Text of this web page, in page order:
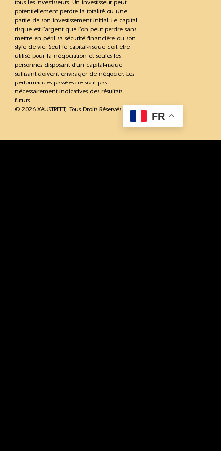
tous les investisseurs. Un investisseur peut
potentiellement perdre la totalité ou une
partie de son investissement initial. Le capital-
risque est l’argent que l’on peut perdre sans
mettre en péril sa sécurité financière ou son
style de vie. Seul le capital-risque doit être
utilisé pour la négociation et seules les
personnes disposant d’un capital-risque
suffisant doivent envisager de négocier. Les
performances passées ne sont pas
nécessairement indicatives des résultats
futurs.
© 2026 XAUSTREET, Tous Droits Réservés.
FR